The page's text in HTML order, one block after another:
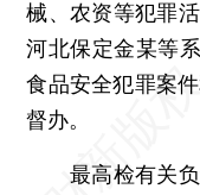
械、农资等犯罪
河北保定金某等
食品安全犯罪案
督办。
最高检有关负